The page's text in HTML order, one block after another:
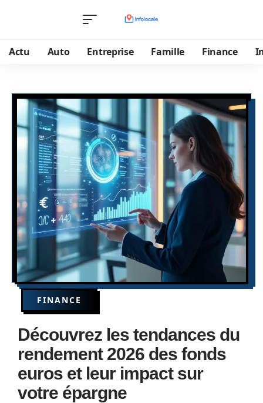
Actu Auto Entreprise Famille Finance
FINANCE
Découvrez les tendances du
rendement 2026 des fonds
euros et leur impact sur
votre épargne